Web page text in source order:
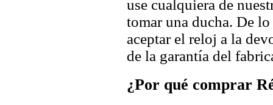
use cualquiera de
tomar una ducha. De
aceptar el reloj a la
de la garantía del
¿Por qué comprar